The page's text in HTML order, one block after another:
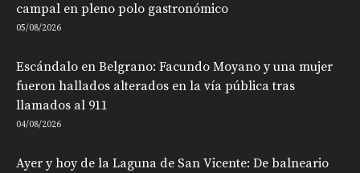
campal en pleno polo gastronómico
05/08/2026
Escándalo en Belgrano: Facundo Moyano y una mujer
fueron hallados alterados en la vía pública tras
llamados al 911
04/08/2026
Ayer y hoy de la Laguna de San Vicente: De balneario